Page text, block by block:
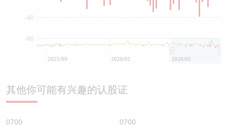
-80
-40
2025/09 2026/01 2026/05
其他你可能有兴趣的认股证
0700 0700